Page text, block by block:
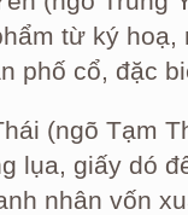
từ ký
phố cổ, đặc
(ngõ Tạm
lụa, giấy dó
nhân vốn